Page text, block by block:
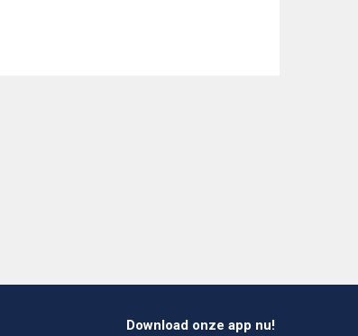
Download onze app nu!